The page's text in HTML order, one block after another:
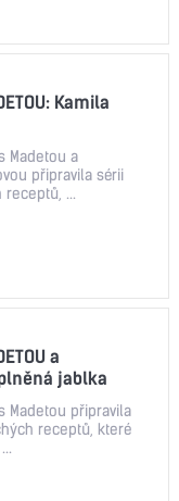
Kamila
Madetou a
připravila sérii
...
a
jablka
Madetou připravila
receptů, které